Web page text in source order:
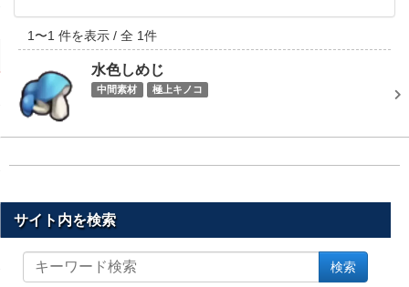
1 〜1 件を表示 / 全 1件
水色しめじ
中間素材 極上キノコ
サイト内を検索
イ
検索